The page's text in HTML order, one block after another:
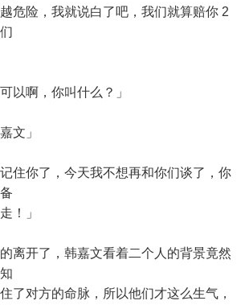
危险，我就说白了吧，我们就算赔你 2
啊，你叫什么？」
文」
你了，今天我不想再和你们谈了，你
！」
开了，韩嘉文看着二个人的背景竟然
了对方的命脉，所以他们才这么生气，